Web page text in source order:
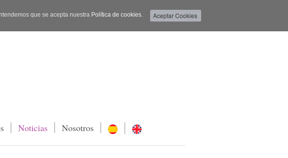
que se acepta nuestra Política de cookies.
Noticias Nosotros